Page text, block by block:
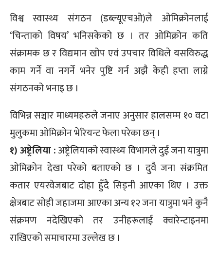
विश्व स्वास्थ्य संगठन (डब्ल्यूएचओ)ले ओमिक्रोनलाई
‘चिन्ताको विषय’ भनिसकेको छ । तर ओमिक्रोन कति
संक्रामक छ र विद्यमान खोप एवं उपचार विधिले यसविरुद्ध
काम गर्ने वा नगर्ने भनेर पुष्टि गर्न अझै केही हप्ता लाग्ने
संगठनको भनाइ छ ।
विभिन्न सञ्चार माध्यमहरुले जनाए अनुसार हालसम्म १० वटा
मुलुकमा ओमिक्रोन भेरियन्ट फेला परेका छन् ।
१) अष्ट्रेलिया :अष्ट्रेलियाको स्वास्थ्य विभागले दुई जना यात्रुमा
ओमिक्रोन देखा परेको बताएको छ । दुवै जना संक्रमित
कतार एयरवेजबाट दोहा हुँदै सिड्नी आएका थिए । उक्त
क्षेत्रबाट सोही जहाजमा आएका अन्य १२ जना यात्रुमा भने कुनै
संक्रमण नदेखिएको तर उनीहरूलाई क्वारेन्टाइनमा
राखिएको समाचारमा उल्लेख छ ।